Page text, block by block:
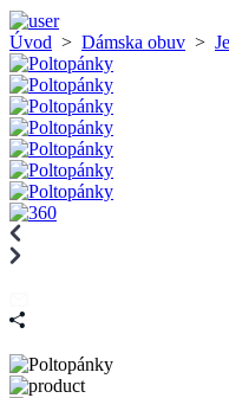
Úvod > Dámska obuv >